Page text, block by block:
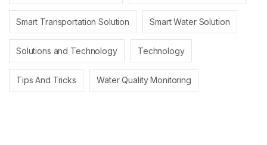
Smart Transportation Solution Smart Water Solution
Solutions and Technology Technology
Tips And Tricks Water Quality Monitoring